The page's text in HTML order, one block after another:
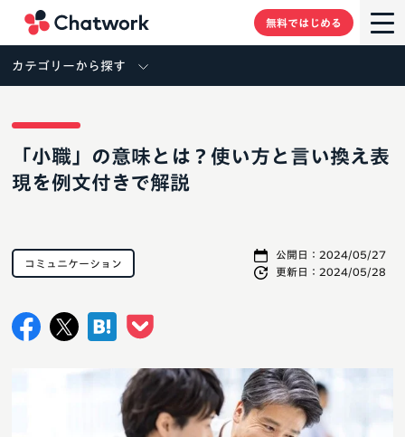
無料ではじめる
カテゴリーから探す
「小職」の意味とは？使い方と言い換え表
現を例文付きで解説
公開日： 2024/05/27
更新日： 2024/05/28
コミュニケーション